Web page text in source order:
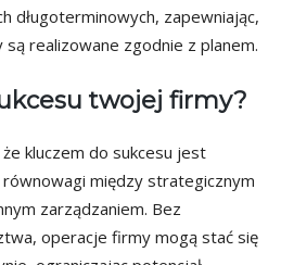
długoterminowych, zapewniając,
realizowane zgodnie z planem.
twojej firmy?
kluczem do sukcesu jest
między strategicznym
zarządzaniem. Bez
operacje firmy mogą stać się